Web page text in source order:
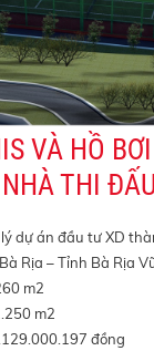
VÀ HỒ
THI
dự án đầu tư XD
Rịa – Tỉnh Bà Rịa
m2
m2
đồng